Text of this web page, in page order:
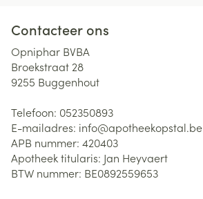
Contacteer ons
Opniphar BVBA
Broekstraat 28
9255 Buggenhout
Telefoon: 052350893
E-mailadres: info@apotheekopstal.be
APB nummer: 420403
Apotheek titularis: Jan Heyvaert
BTW nummer: BE0892559653